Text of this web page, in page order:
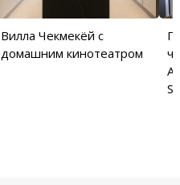
Вилла Чекмекёй с
домашним кинотеатром